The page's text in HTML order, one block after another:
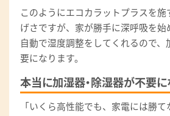
このようにエコカラットプラスを施
げさですが、家が勝手に深呼吸を始
自動で湿度調整をしてくれるので、
要になります。
本当に加湿器・除湿器が不要に
「いくら高性能でも、家電には勝